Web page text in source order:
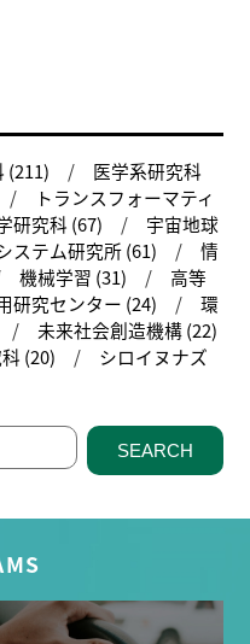
(211)
医学系研究科
トランスフォーマティ
研究科 (67)
宇宙地球
ステム研究所 (61)
情
機械学習 (31)
高等
研究センター (24)
環
未来社会創造機構 (22)
(20)
シロイヌナズ
SEARCH